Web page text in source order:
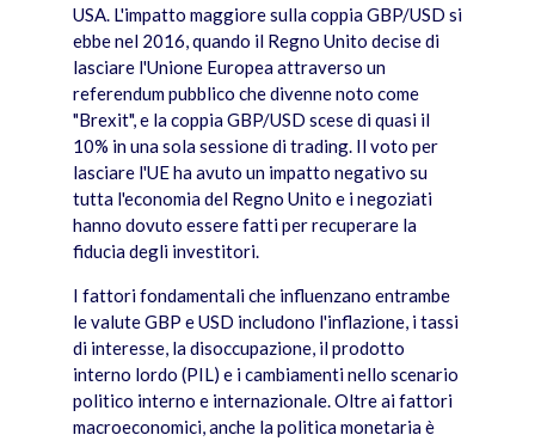
USA. L'impatto maggiore sulla coppia GBP/USD si
ebbe nel 2016, quando il Regno Unito decise di
lasciare l'Unione Europea attraverso un
referendum pubblico che divenne noto come
"Brexit", e la coppia GBP/USD scese di quasi il
10% in una sola sessione di trading. Il voto per
lasciare l'UE ha avuto un impatto negativo su
tutta l'economia del Regno Unito e i negoziati
hanno dovuto essere fatti per recuperare la
fiducia degli investitori.
I fattori fondamentali che influenzano entrambe
le valute GBP e USD includono l'inflazione, i tassi
di interesse, la disoccupazione, il prodotto
interno lordo (PIL) e i cambiamenti nello scenario
politico interno e internazionale. Oltre ai fattori
macroeconomici, anche la politica monetaria è